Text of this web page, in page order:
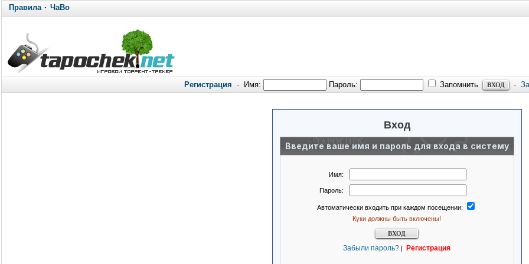
Правила· ЧаВо
Регистрация · Имя: Пароль: Запомнить ·
Вход
Введите ваше имя и пароль для входа в систему
Имя:
Пароль:
Автоматически входить при каждом посещении:
Куки должны быть включены!
Забыли пароль? | Регистрация